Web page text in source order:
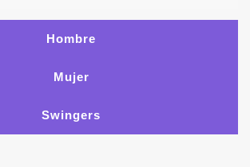
Hombre
Mujer
Swingers